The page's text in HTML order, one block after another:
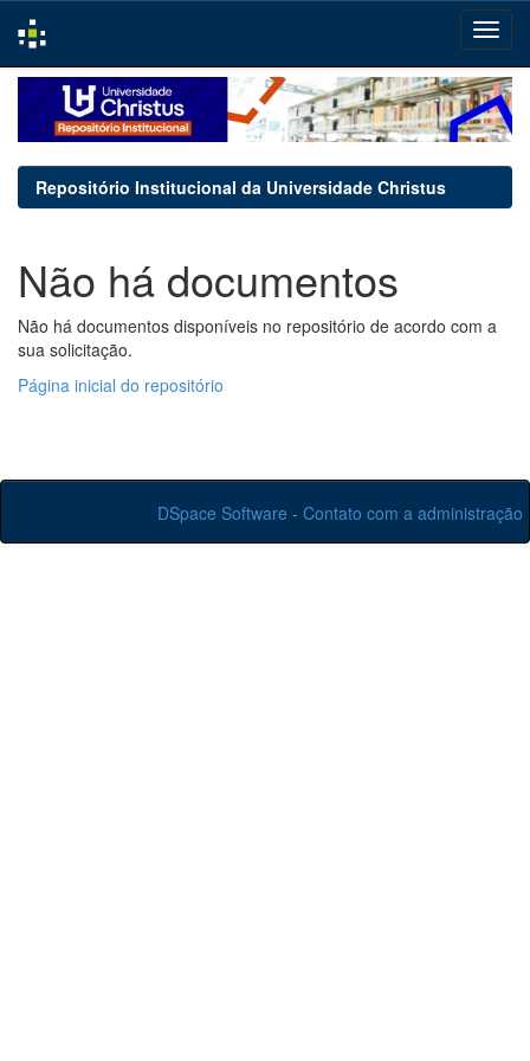
navigation
Repositório Institucional da Universidade Christus
Não há documentos
Não há documentos disponíveis no repositório de acordo com a
sua solicitação.
Página inicial do repositório
DSpace Software - Contato com a administração